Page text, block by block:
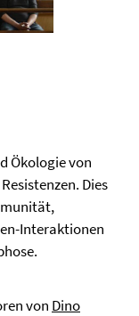
Ökologie von
Dies
Interaktionen
von Dino